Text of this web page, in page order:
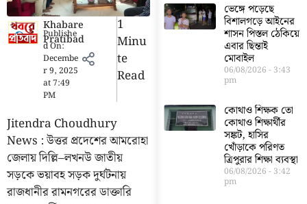
Khabare
Pratibad
Publishe
d On:
Decembe
r 9, 2025
at7:49
PM
1
Minu
Te
Read
Jitendra Choudhury
News : উত্তর প্রদেশের আমরোহা
জেলায় দিল্লি–লখনউ জাতীয়
সড়কে ভয়াবহ সড়ক দুর্ঘটনায়
রাজধানীর রামনগরের ডাক্তারি
ভেঙ্গে পড়েছে
বিশালগড়ে আইনের
শাসন পিস্তল ঠেকিয়ে
এবার ছিন্তাই
মোবাইল
06/08/2026 3:43
pm
কোথাও শিক্ষক তো
কোথাও শিক্ষার্থীর
সঙ্কট, হাসির
খোঁড়াকে পরিণত
ত্রিপুরার শিক্ষা ব্যবস্থা
06/08/2026 3:42
pm